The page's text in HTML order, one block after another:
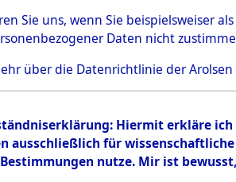
Sie uns, wenn Sie beispielsweiser
Daten nicht
über die Datenrichtlinie der Arolsen
Hiermit erkläre
ausschließlich für
nutze. Mir ist